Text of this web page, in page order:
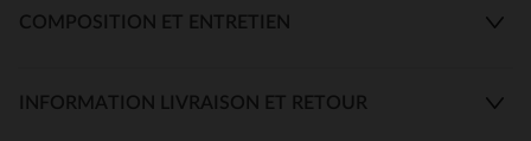
COMPOSITION ET ENTRETIEN
INFORMATION LIVRAISON ET RETOUR